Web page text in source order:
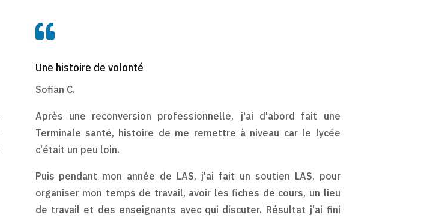

Une histoire de volonté
Sofian C.
Après une reconversion professionnelle, j'ai d'abord fait une
Terminale santé, histoire de me remettre à niveau car le lycée
c'était un peu loin.
Puis pendant mon année de LAS, j'ai fait un soutien LAS, pour
organiser mon temps de travail, avoir les fiches de cours, un lieu
de travail et des enseignants avec qui discuter. Résultat j'ai fini